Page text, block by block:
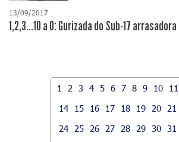
13/09/2017
1,2,3...10 a 0: Gurizada do Sub-17 arrasadora
1 2 3 4 5 6 7 8 9 10 11
14
15 16 17 18 19 20 21
24
25 26 27 28 29 30 31